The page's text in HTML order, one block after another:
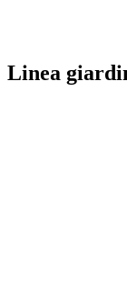
Linea